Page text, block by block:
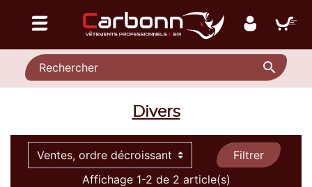

Divers
Filtrer
Affichage 1-2 de 2 article(s)